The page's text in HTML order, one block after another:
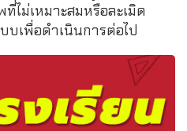
ไม่เหมาะสมหรือละเมิด
เพื่อดำเนินการต่อไป